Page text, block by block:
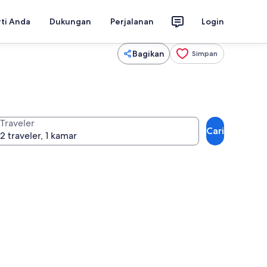
Anda Dukungan Perjalanan Login
Bagikan Simpan
Traveler
Cari